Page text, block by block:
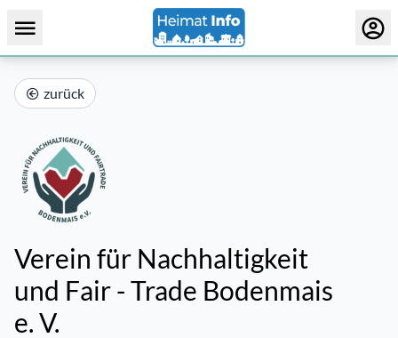
zurück
Verein für Nachhaltigkeit
und Fair - Trade Bodenmais
e. V.